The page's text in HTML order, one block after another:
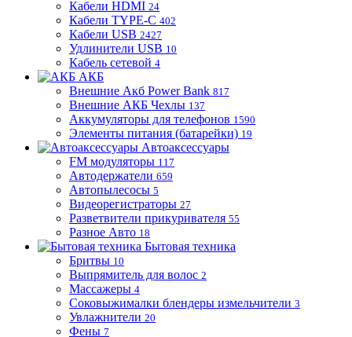
Кабели HDMI 24
Кабели TYPE-C 402
Кабели USB 2427
Удлинители USB 10
Кабель сетевой 4
АКБ
Внешние Акб Power Bank 817
Внешние АКБ Чехлы 137
Аккумуляторы для телефонов 1590
Элементы питания (батарейки) 19
Автоаксессуары
FM модуляторы 117
Автодержатели 659
Автопылесосы 5
Видеорегистраторы 27
Разветвители прикуривателя 55
Разное Авто 18
Бытовая техника
Бритвы 10
Выпрямитель для волос 2
Массажеры 4
Соковыжималки блендеры измельчители 3
Увлажнители 20
Фены 7